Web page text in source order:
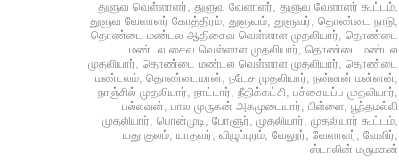
துளுவ வெள்ளாளர், துளுவ வேளாளர், துளுவ வேளாளர் கூட்டம்,
துளுவ வேளாளர் கோத்திரம், துளுவம், துளுவர், தொண்டை நாடு,
தொண்டை மண்டல ஆதிசைவ வெள்ளாள முதலியார், தொண்டை
மண்டல சைவ வெள்ளாள முதலியார், தொண்டை மண்டல
முதலியார், தொண்டை மண்டல வெள்ளாள முதலியார், தொண்டை
மண்டலம், தொண்டைமான், நடேச முதலியார், நன்னன் மன்னன்,
நாஞ்சில் முதலியார், நாட்டார், நீதிக்கட்சி, பச்சையப்ப முதலியார்,
பல்லவன், பால முருகன் அகமுடையார், பிள்ளை, பூந்தமல்லி
முதலியார், பொன்முடி, போளூர், முதலியார், முதலியார் கூட்டம்,
யது குலம், யாதவர், விழுப்புரம், வேலூர், வேளாளர், வேளிர்,
ஸ்டாலின் மருமகன்